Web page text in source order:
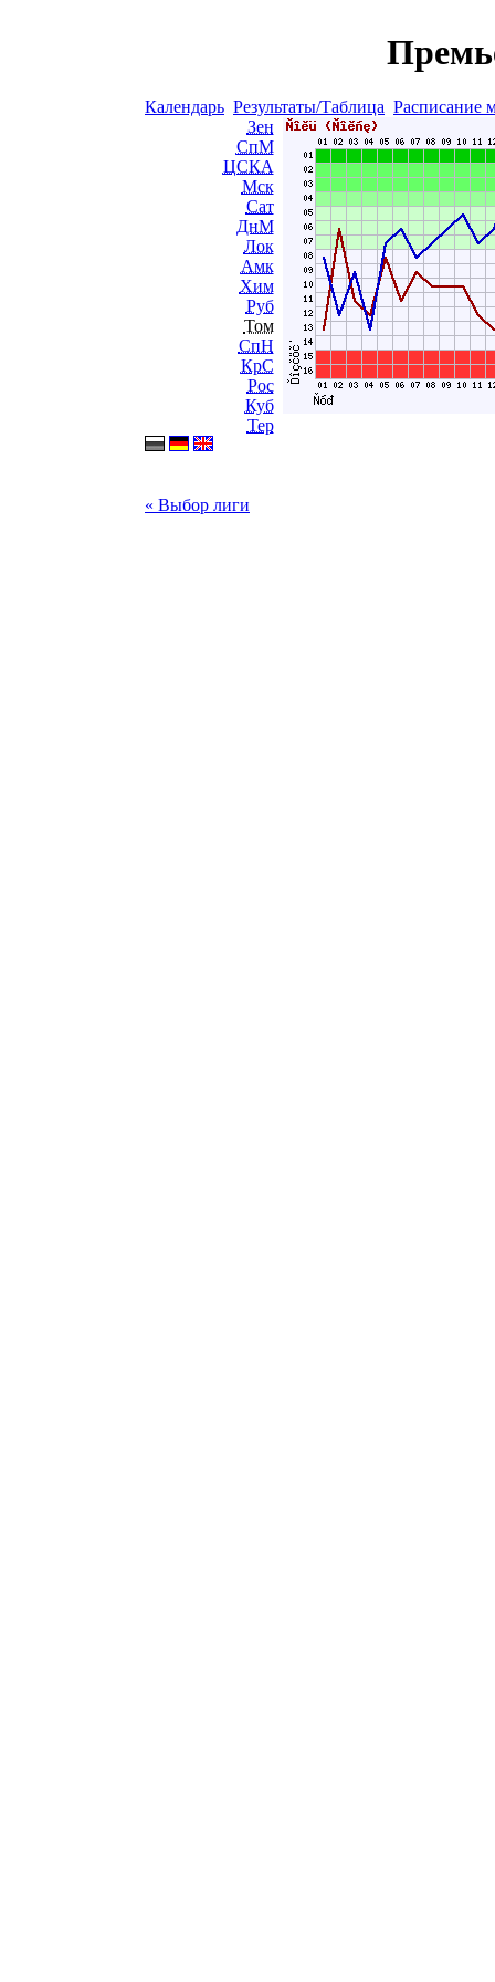
Календарь Результаты/Таблица Расписание
Зен
СпМ
ЦСКА
Мск
Сат
ДнМ
Лок
Амк
Хим
Руб
Том
СпН
КрС
Рос
Куб
Тер
« Выбор лиги